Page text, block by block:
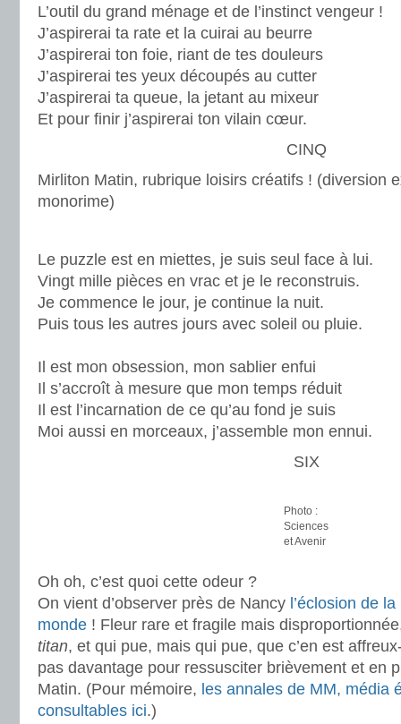
L’outil du grand ménage et de l’instinct vengeur !
J’aspirerai ta rate et la cuirai au beurre
J’aspirerai ton foie, riant de tes douleurs
J’aspirerai tes yeux découpés au cutter
J’aspirerai ta queue, la jetant au mixeur
Et pour finir j’aspirerai ton vilain cœur.
CINQ
Mirliton Matin, rubrique loisirs créatifs ! (diversion
monorime)
Le puzzle est en miettes, je suis seul face à lui.
Vingt mille pièces en vrac et je le reconstruis.
Je commence le jour, je continue la nuit.
Puis tous les autres jours avec soleil ou pluie.
Il est mon obsession, mon sablier enfui
Il s’accroît à mesure que mon temps réduit
Il est l’incarnation de ce qu’au fond je suis
Moi aussi en morceaux, j’assemble mon ennui.
SIX
Photo :
Sciences
et Avenir
Oh oh, c’est quoi cette odeur ?
On vient d’observer près de Nancy l’éclosion de
monde ! Fleur rare et fragile mais
titan, et qui pue, mais qui pue, que c’en est
pas davantage pour ressusciter brièvement et en
Matin. (Pour mémoire, les annales de MM, média
consultables ici.)